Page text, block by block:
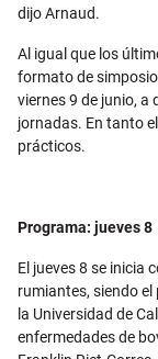
dijo Arnaud.
Al igual que los
formato de
viernes 9 de junio,
jornadas. En tanto
prácticos.
Programa: jueves 8
El jueves 8 se inicia
rumiantes, siendo
la Universidad de
enfermedades de